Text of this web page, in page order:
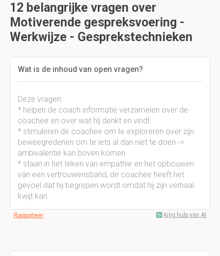
12 belangrijke vragen over
Motiverende gespreksvoering -
Werkwijze - Gesprekstechnieken
Wat is de inhoud van open vragen?
Deze vragen:
* helpen de coach informatie verzamelen over de
coachee en over wat hij denkt en vindt
* stimuleren de coachee om te exploreren over zijn
beweegredenen om te iets al dan niet te doen ->
ambivalentie kan boven komen.
* staan in het teken van empathie en het opbouwen
van een vertrouwensband, de coachee heeft het
gevoel dat hij begrepen wordt omdat hij zijn verhaal
kwijt kan.
Rapporteer Krijg hulp van AI